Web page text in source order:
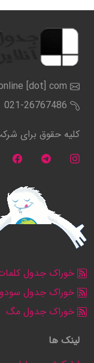
[dot] com
021-26767486
کلیه حقوق برای
خوراک جدول
خوراک جدول
خوراک جدول مگ
لینک ها